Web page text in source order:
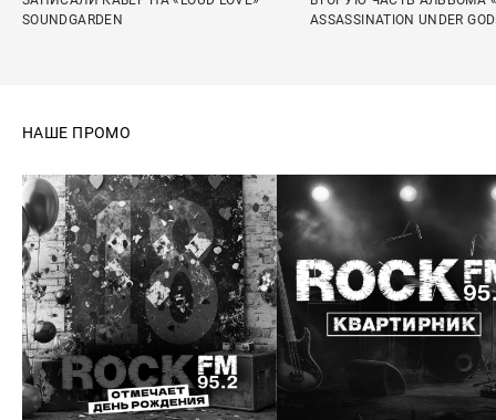
SOUNDGARDEN
ASSASSINATION UNDER
НАШЕ ПРОМО